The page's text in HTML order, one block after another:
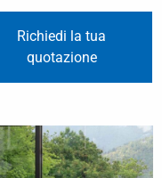
Richiedi la tua
quotazione